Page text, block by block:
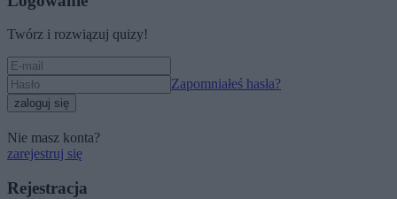
Twórz i rozwiązuj quizy!
Zapomniałeś hasła?
zaloguj się
Nie masz konta?
zarejestruj się
Rejestracja